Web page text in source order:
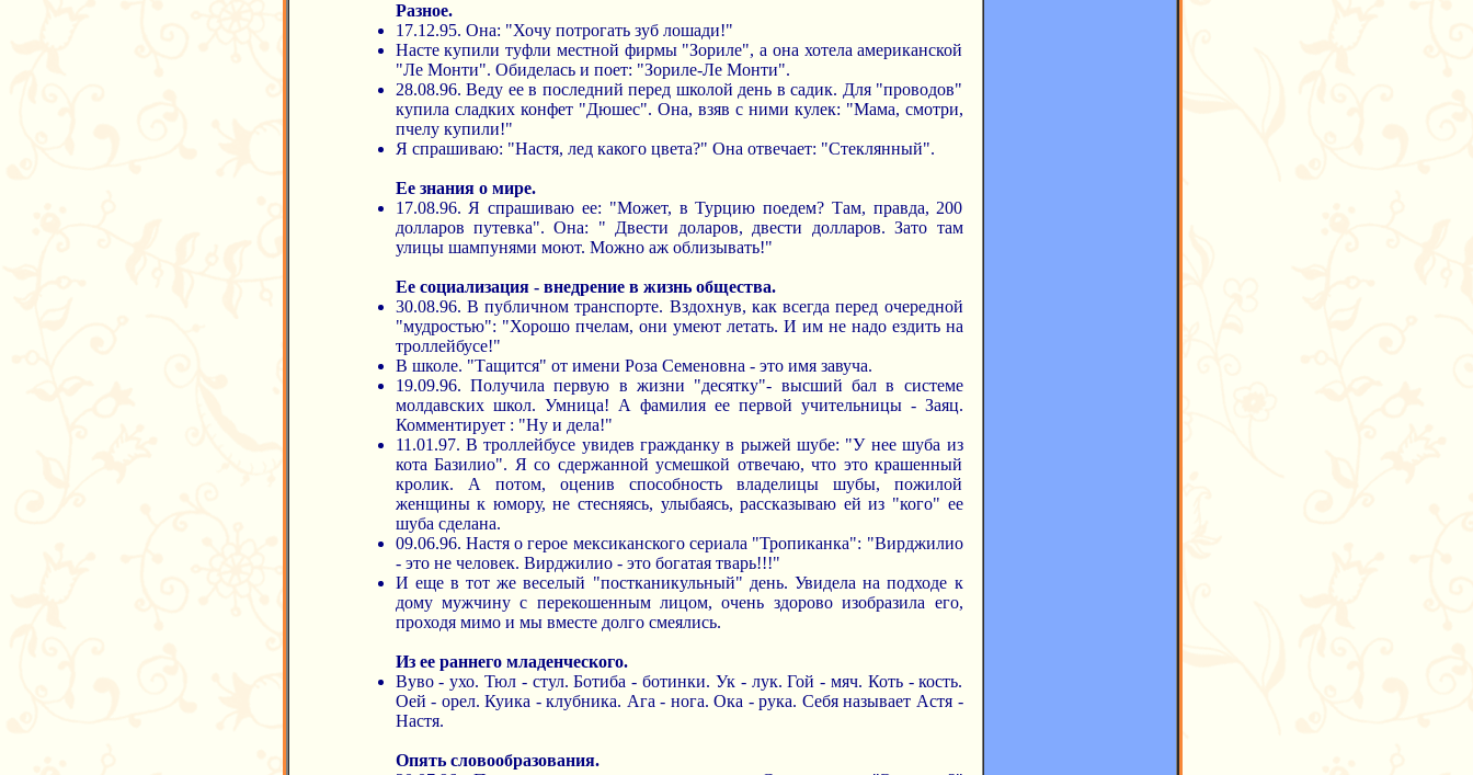
Разное.
17.12.95. Она: "Хочу потрогать зуб лошади!"
Насте купили туфли местной фирмы "Зориле", а она хотела американской
"Ле Монти". Обиделась и поет: "Зориле-Ле Монти".
28.08.96. Веду ее в последний перед школой день в садик. Для "проводов"
купила сладких конфет "Дюшес". Она, взяв с ними кулек: "Мама, смотри,
пчелу купили!"
Я спрашиваю: "Настя, лед какого цвета?" Она отвечает: "Стеклянный".
Ее знания о мире.
17.08.96. Я спрашиваю ее: "Может, в Турцию поедем? Там, правда, 200
долларов путевка". Она: " Двести доларов, двести долларов. Зато там
улицы шампунями моют. Можно аж облизывать!"
Ее социализация - внедрение в жизнь общества.
30.08.96. В публичном транспорте. Вздохнув, как всегда перед очередной
"мудростью": "Хорошо пчелам, они умеют летать. И им не надо ездить на
троллейбусе!"
В школе. "Тащится" от имени Роза Семеновна - это имя завуча.
19.09.96. Получила первую в жизни "десятку"- высший бал в системе
молдавских школ. Умница! А фамилия ее первой учительницы - Заяц.
Комментирует : "Ну и дела!"
11.01.97. В троллейбусе увидев гражданку в рыжей шубе: "У нее шуба из
кота Базилио". Я со сдержанной усмешкой отвечаю, что это крашенный
кролик. А потом, оценив способность владелицы шубы, пожилой
женщины к юмору, не стесняясь, улыбаясь, рассказываю ей из "кого" ее
шуба сделана.
09.06.96. Настя о герое мексиканского сериала "Тропиканка": "Вирджилио
- это не человек. Вирджилио - это богатая тварь!!!"
И еще в тот же веселый "постканикульный" день. Увидела на подходе к
дому мужчину с перекошенным лицом, очень здорово изобразила его,
проходя мимо и мы вместе долго смеялись.
Из ее раннего младенческого.
Вуво - ухо. Тюл - стул. Ботиба - ботинки. Ук - лук. Гой - мяч. Коть - кость.
Оей - орел. Куика - клубника. Ага - нога. Ока - рука. Себя называет Астя -
Настя.
Опять словообразования.